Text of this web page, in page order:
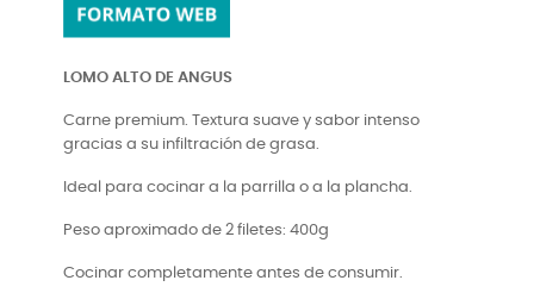
LOMO ALTO DE ANGUS
Carne premium. Textura suave y sabor intenso
gracias a su infiltración de grasa.
Ideal para cocinar a la parrilla o a la plancha.
Peso aproximado de 2 filetes: 400g
Cocinar completamente antes de consumir.